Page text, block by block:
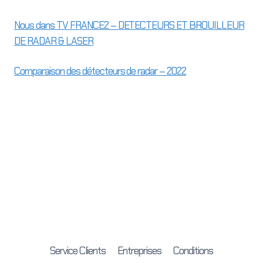
Nous dans TV FRANCE2 – DETECTEURS ET BROUILLEUR
DE RADAR & LASER
Comparaison des détecteurs de radar – 2022
Service Clients Entreprises Conditions